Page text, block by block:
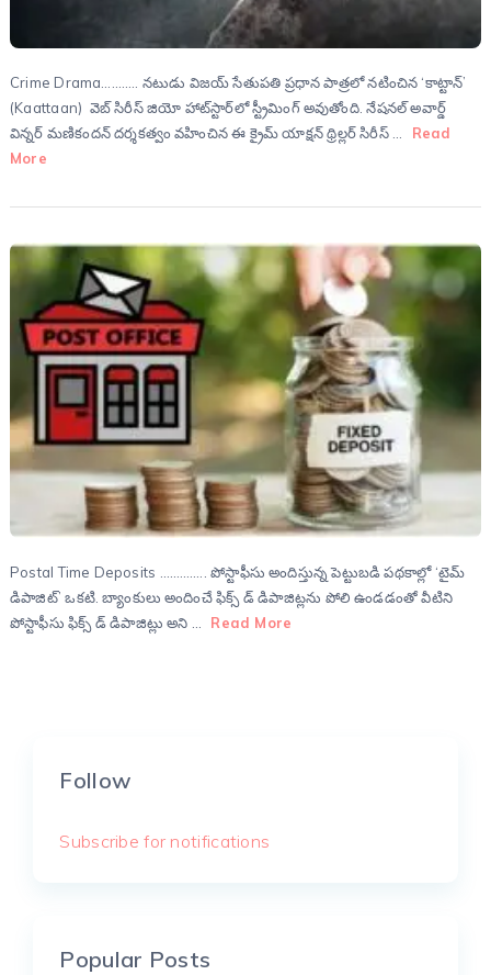
Crime Drama……….. నటుడు విజయ్ సేతుపతి ప్రధాన పాత్రలో నటించిన ‘కాట్టాన్’
(Kaattaan) వెబ్ సిరీస్ జియో హాట్‌స్టార్‌లో స్ట్రీమింగ్ అవుతోంది. నేషనల్ అవార్డ్
విన్నర్ మణికందన్ దర్శకత్వం వహించిన ఈ క్రైమ్ యాక్షన్ థ్రిల్లర్ సిరీస్ …
Read
More
Postal Time Deposits ………….. పోస్టాఫీసు అందిస్తున్న పెట్టుబడి పథకాల్లో ‘టైమ్
డిపాజిట్’ ఒకటి. బ్యాంకులు అందించే ఫిక్స్ డ్ డిపాజిట్లను పోలి ఉండడంతో వీటిని
పోస్టాఫీసు ఫిక్స్ డ్ డిపాజిట్లు అని …
Read More
Follow
Subscribe for notifications
Popular Posts